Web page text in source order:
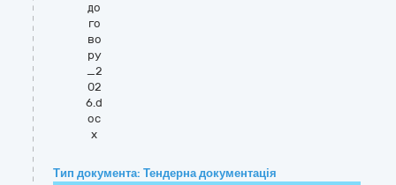
до
го
во
ру
_2
02
6.d
oc
x
Тип документа: Тендерна документація